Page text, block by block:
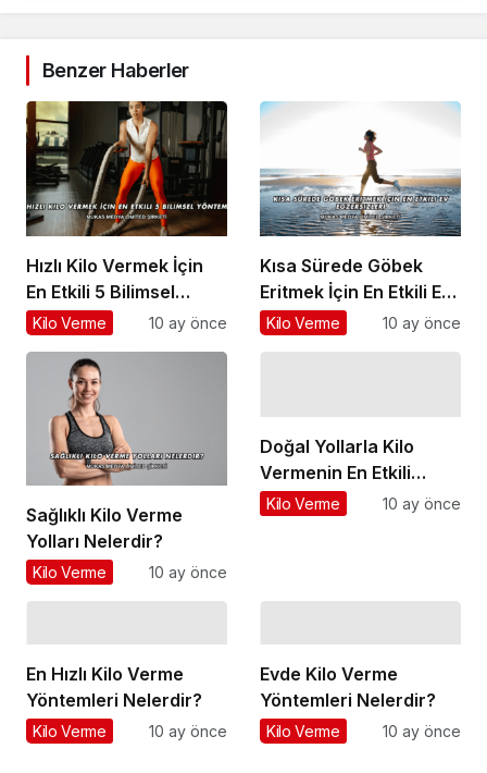
Benzer Haberler
Hızlı Kilo Vermek İçin
En Etkili 5 Bilimsel
Yöntem
Kilo Verme 10 ay önce
Kısa Sürede Göbek
Eritmek İçin En Etkili Ev
Egzersizleri
Kilo Verme 10 ay önce
Sağlıklı Kilo Verme
Yolları Nelerdir?
Kilo Verme 10 ay önce
Doğal Yollarla Kilo
Vermenin En Etkili
Yöntemleri Nelerdir?
Kilo Verme 10 ay önce
En Hızlı Kilo Verme
Yöntemleri Nelerdir?
Kilo Verme 10 ay önce
Evde Kilo Verme
Yöntemleri Nelerdir?
Kilo Verme 10 ay önce